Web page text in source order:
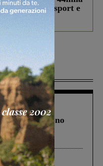
per lo sport e
in cui morirono
schianto, il
fra tir....